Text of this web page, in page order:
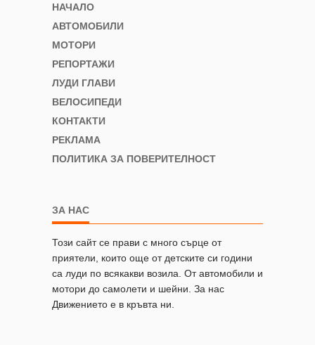
НАЧАЛО
АВТОМОБИЛИ
МОТОРИ
РЕПОРТАЖИ
ЛУДИ ГЛАВИ
ВЕЛОСИПЕДИ
КОНТАКТИ
РЕКЛАМА
ПОЛИТИКА ЗА ПОВЕРИТЕЛНОСТ
ЗА НАС
Този сайт се прави с много сърце от
приятели, които още от детските си години
са луди по всякакви возила. От автомобили и
мотори до самолети и шейни. За нас
Движението е в кръвта ни.